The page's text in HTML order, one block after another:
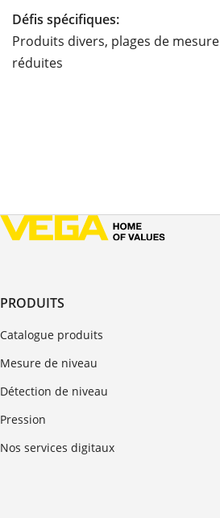
Défis spécifiques:
Produits divers, plages de mesure
réduites
PRODUITS
Catalogue produits
Mesure de niveau
Détection de niveau
Pression
Nos services digitaux